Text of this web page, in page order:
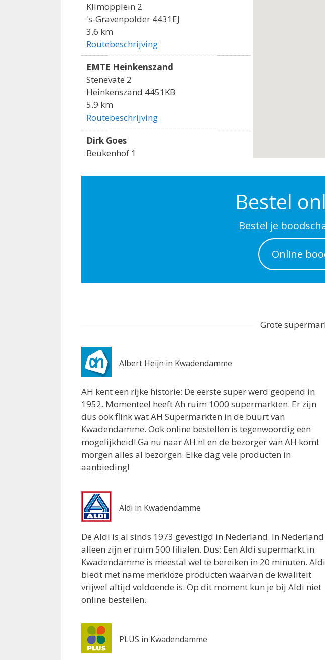
Klimopplein 2
's-Gravenpolder 4431EJ
3.6 km
Routebeschrijving
EMTE Heinkenszand
Stenevate 2
Heinkenszand 4451KB
5.9 km
Routebeschrijving
Dirk Goes
Beukenhof 1
6.7 km
Albert Heijn Goes
Kolveniershof 44
7.8 km
Routebeschrijving
EMTE Kapelle
Weststraat 2
Kapelle 4421AC
8 km
Albert Heijn Kapelle
Biezelingsestraat 1
Kapelle 4421BL
8.2 km
Routebeschrijving
Aldi Goes
Molenplein 6
Goes 4461BJ
Routebeschrijving
Lidl Goes
Bestel
Bestel je
Online
Grote
Albert Heijn in Kwadendamme
AH kent een rijke historie: De eerste super werd geopend in
1952. Momenteel heeft Ah ruim 1000 supermarkten. Er zijn
dus ook flink wat AH Supermarkten in de buurt van
Kwadendamme. Ook online bestellen is tegenwoordig een
mogelijkheid! Ga nu naar AH.nl en de bezorger van AH komt
morgen alles al bezorgen. Elke dag vele producten in
aanbieding!
Aldi in Kwadendamme
De Aldi is al sinds 1973 gevestigd in Nederland. In Nederland
alleen zijn er ruim 500 filialen. Dus: Een Aldi supermarkt in
Kwadendamme is meestal wel te bereiken in 20 minuten. Aldi
biedt met name merkloze producten waarvan de kwaliteit
vrijwel altijd voldoende is. Op dit moment kun je bij Aldi niet
online bestellen.
PLUS in Kwadendamme